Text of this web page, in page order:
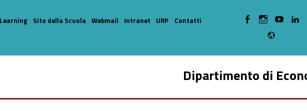
Dipartimento di
primary-10500-14
#link-menu-primary-49614-33
Link identifier #link-menu-primary-72770-44Link identifier #link-menu-primary-74459-49
Link identifier #link-menu-
Sito della Scuola Webmail Intranet URP
Contatti
WebMan on Facebook
WebMan on Instagram
WebMan on